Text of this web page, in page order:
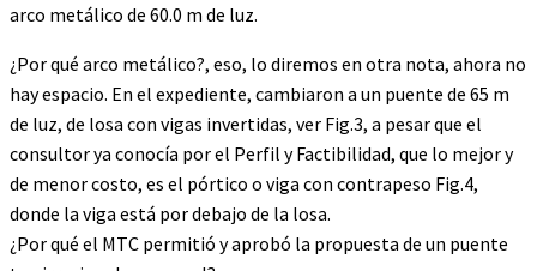
arco metálico de 60.0 m de luz.
¿Por qué arco metálico?, eso, lo diremos en otra nota, ahora no
hay espacio. En el expediente, cambiaron a un puente de 65 m
de luz, de losa con vigas invertidas, ver Fig.3, a pesar que el
consultor ya conocía por el Perfil y Factibilidad, que lo mejor y
de menor costo, es el pórtico o viga con contrapeso Fig.4,
donde la viga está por debajo de la losa.
¿Por qué el MTC permitió y aprobó la propuesta de un puente